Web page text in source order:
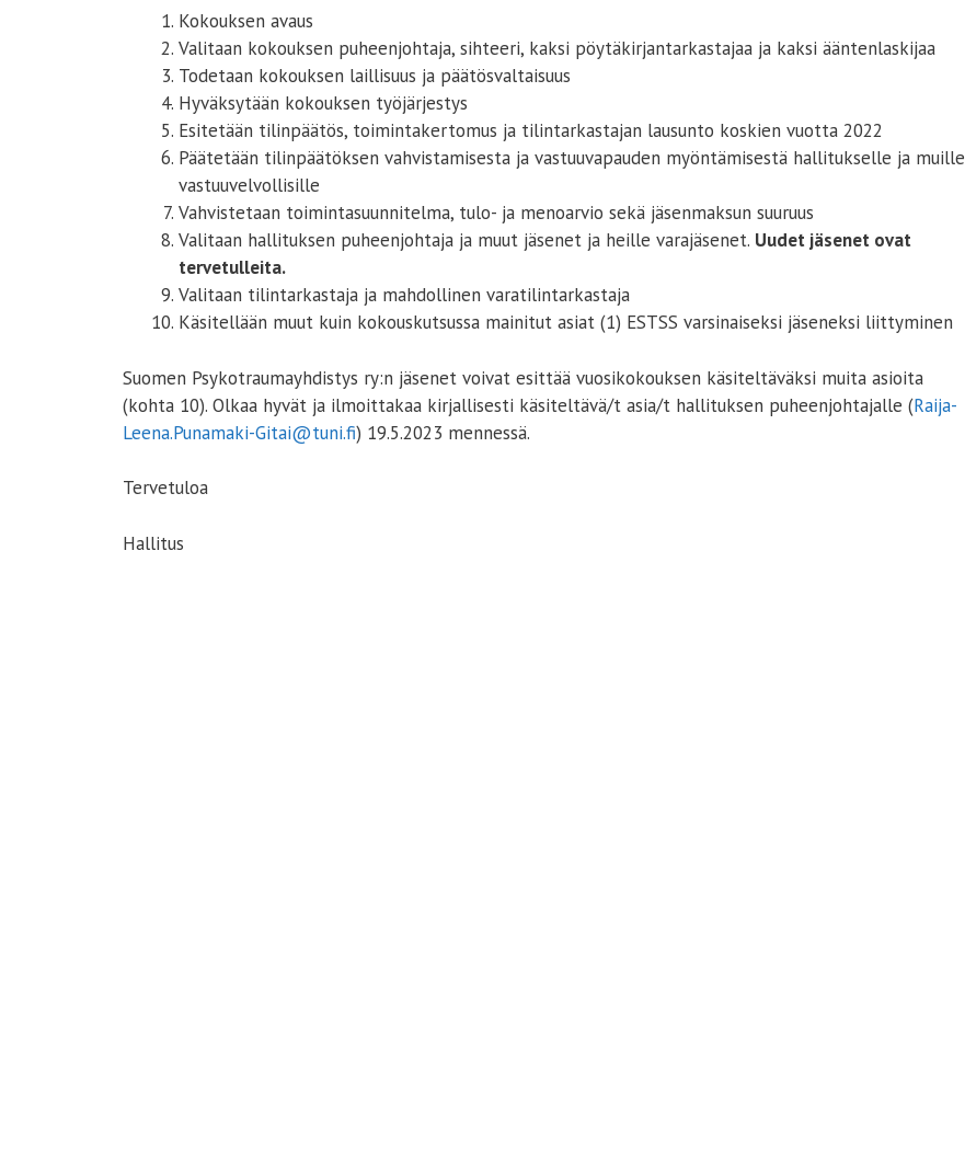
Kokouksen avaus
Valitaan kokouksen puheenjohtaja, sihteeri, kaksi pöytäkirjantarkastajaa ja kaksi ääntenlaskijaa
Todetaan kokouksen laillisuus ja päätösvaltaisuus
Hyväksytään kokouksen työjärjestys
Esitetään tilinpäätös, toimintakertomus ja tilintarkastajan lausunto koskien vuotta 2022
Päätetään tilinpäätöksen vahvistamisesta ja vastuuvapauden myöntämisestä hallitukselle ja muille
vastuuvelvollisille
Vahvistetaan toimintasuunnitelma, tulo- ja menoarvio sekä jäsenmaksun suuruus
Valitaan hallituksen puheenjohtaja ja muut jäsenet ja heille varajäsenet. Uudet jäsenet ovat
tervetulleita.
Valitaan tilintarkastaja ja mahdollinen varatilintarkastaja
Käsitellään muut kuin kokouskutsussa mainitut asiat (1) ESTSS varsinaiseksi jäseneksi liittyminen
Suomen Psykotraumayhdistys ry:n jäsenet voivat esittää vuosikokouksen käsiteltäväksi muita asioita
(kohta 10). Olkaa hyvät ja ilmoittakaa kirjallisesti käsiteltävä/t asia/t hallituksen puheenjohtajalle (Raija-
Leena.Punamaki-Gitai@tuni.fi) 19.5.2023 mennessä.
Tervetuloa
Hallitus